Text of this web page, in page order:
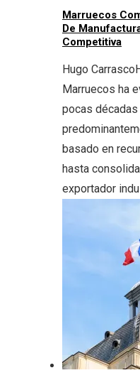
Marruecos
De
Competitiva
Hugo Carrasco
Marruecos ha
pocas
basado en
hasta
exportador